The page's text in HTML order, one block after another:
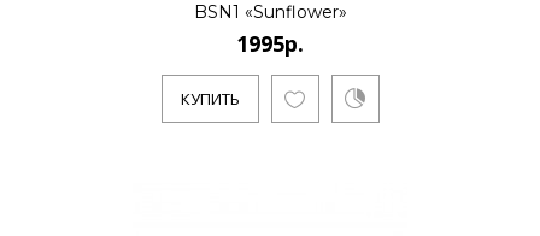
КУПИТЬ
BSN1 «Sunflower»
1995р.
КУПИТЬ